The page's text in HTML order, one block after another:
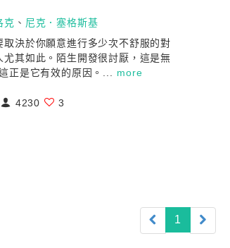
克 、 尼克．塞格斯基
取決於你願意進行多少次不舒服的對
尤其如此。陌生開發很討厭，這是無
正是它有效的原因。... more
4230 3
1 (current)